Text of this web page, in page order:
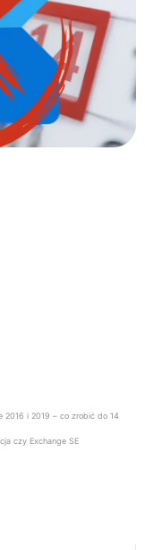
2016 i 2019 – co zrobić do 14
czy Exchange SE